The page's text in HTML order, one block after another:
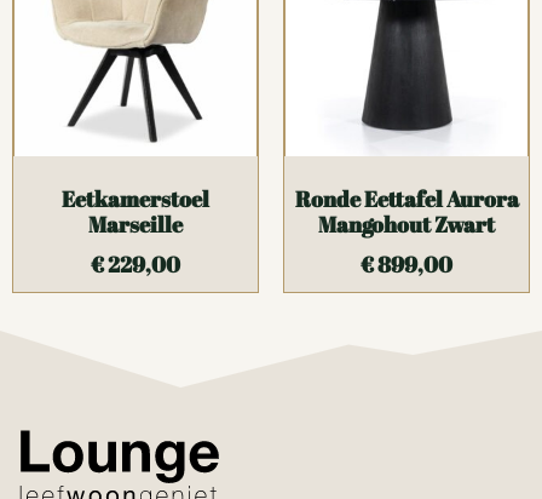
Eetkamerstoel
Marseille
€229,00
Ronde Eettafel Aurora
Mangohout Zwart
€899,00